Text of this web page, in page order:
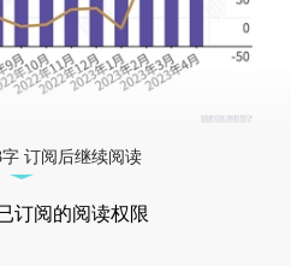
订阅后继续阅读
订阅的阅读权限